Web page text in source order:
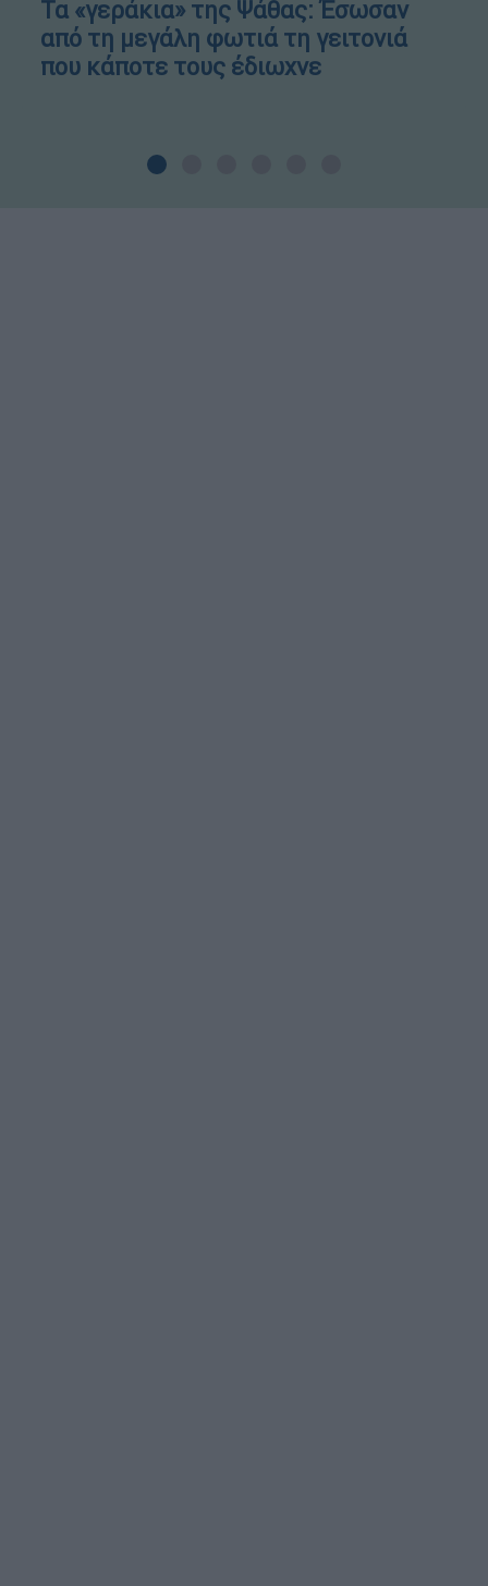
Τα «γεράκια» της Ψάθας: Έσωσαν
από τη μεγάλη φωτιά τη γειτονιά
που κάποτε τους έδιωχνε